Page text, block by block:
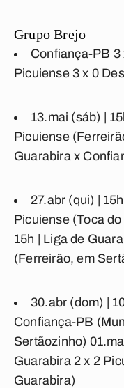
Grupo Brejo
Confiança-PB 3
Picuiense 3 x 0
13.mai (sáb) |
Picuiense
Guarabira x
27.abr (qui) | 15h
Picuiense (Toca do
15h | Liga de
(Ferreirão, em
30.abr (dom) |
Confiança-PB
Sertãozinho)
Guarabira 2 x 2
Guarabira)